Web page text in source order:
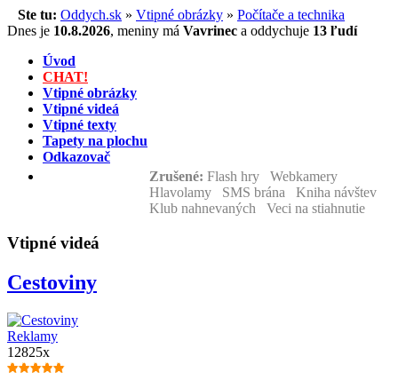
Ste tu: Oddych.sk » Vtipné obrázky » Počítače a technika
Dnes je 10.8.2026, meniny má Vavrinec a oddychuje 13 ľudí
Úvod
CHAT!
Vtipné obrázky
Vtipné videá
Vtipné texty
Tapety na plochu
Odkazovač
Zrušené: Flash hry Webkamery
Hlavolamy SMS brána Kniha návštev
Klub nahnevaných Veci na stiahnutie
Vtipné videá
Cestoviny
Reklamy
12825x